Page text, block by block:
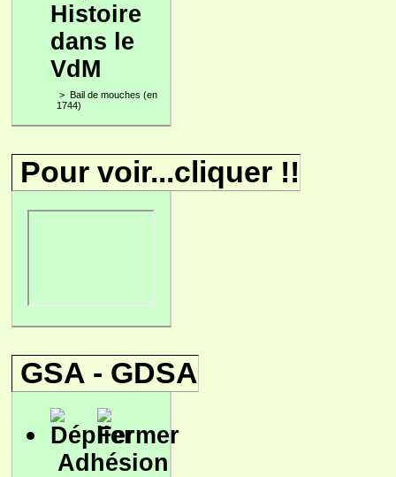
Histoire
dans le
VdM
> Bail de mouches (en
1744)
Pour voir...cliquer !!
GSA - GDSA
Adhésion